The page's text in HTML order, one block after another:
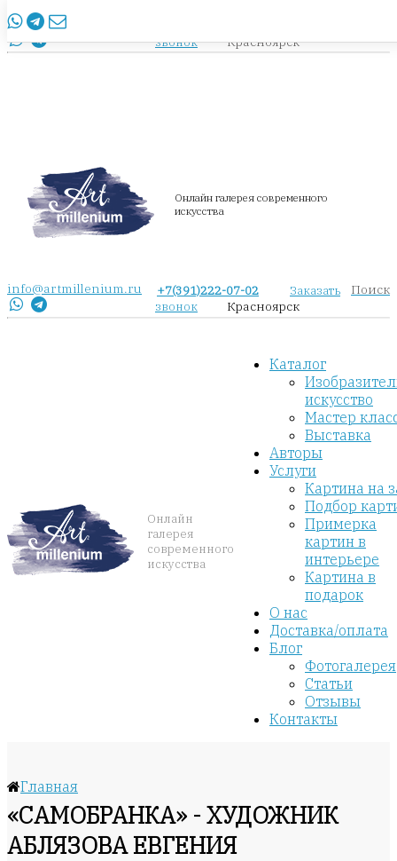
info@artmillenium.ru
звонок
Красноярск
Онлайн галерея современного
искусства
info@artmillenium.ru +7(391)222-07-02
Заказать
звонок
Красноярск
Поиск
Онлайн
галерея
современного
искусства
Каталог
искусство
Мастер
Выставка
Авторы
Услуги
Картина на
Подбор
Примерка
картин в
интерьере
Картина в
подарок
О нас
Доставка/оплата
Блог
Фотогалерея
Статьи
Отзывы
Контакты
Главная
«САМОБРАНКА» - ХУДОЖНИК
АБЛЯЗОВА ЕВГЕНИЯ